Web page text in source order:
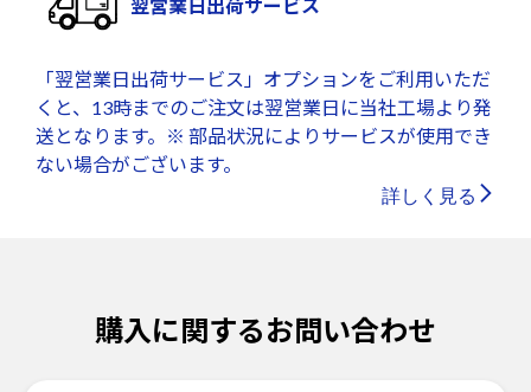
翌営業日出荷サービス
「翌営業日出荷サービス」オプションをご利用いただ
くと、13時までのご注文は翌営業日に当社工場より発
送となります。※ 部品状況によりサービスが使用でき
ない場合がございます。
詳しく見る
購入に関するお問い合わせ